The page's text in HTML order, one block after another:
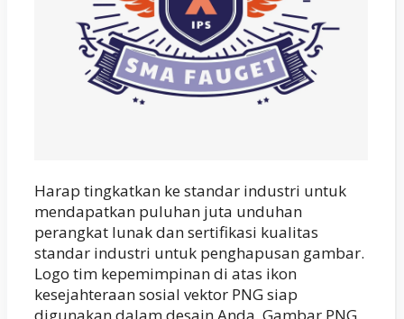
Harap tingkatkan ke standar industri untuk
mendapatkan puluhan juta unduhan
perangkat lunak dan sertifikasi kualitas
standar industri untuk penghapusan gambar.
Logo tim kepemimpinan di atas ikon
kesejahteraan sosial vektor PNG siap